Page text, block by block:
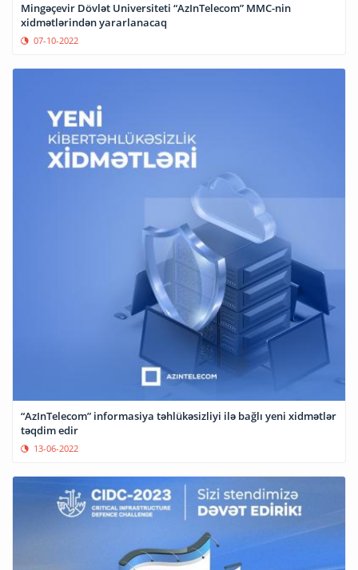
Mingəçevir Dövlət Universiteti “AzInTelecom” MMC-nin
xidmətlərindən yararlanacaq
07-10-2022
“AzInTelecom” informasiya təhlükəsizliyi ilə bağlı yeni xidmətlər
təqdim edir
13-06-2022